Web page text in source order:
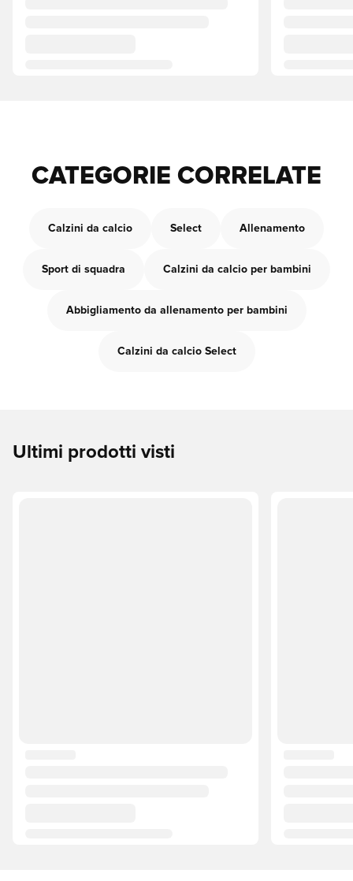
CATEGORIE CORRELATE
Calzini da calcio Select Allenamento
Sport di squadra Calzini da calcio per bambini
Abbigliamento da allenamento per bambini
Calzini da calcio Select
Ultimi prodotti visti